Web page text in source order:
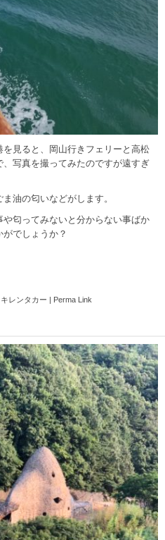
見ると、岡山行きフェリーと高松
写真を撮ってみたのですが遠すぎ
油の匂いなどがします。
匂ってみないと分からない事ばか
でしょうか？
レンタカー Perma Link